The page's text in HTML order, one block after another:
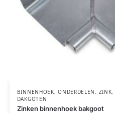
BINNENHOEK,ONDERDELEN, ZINK,
DAKGOTEN
Zinken binnenhoek bakgoot